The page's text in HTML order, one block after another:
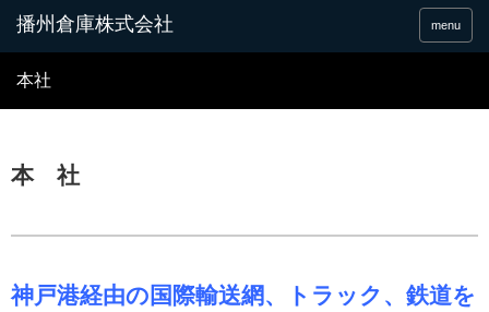
menu
本社
本 社
神戸港経由の国際輸送網、トラック、鉄道を